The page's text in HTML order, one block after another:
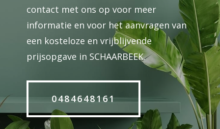
contact met ons op voor meer
informatie en voor het aanvragen van
een kosteloze en vrijblijvende
prijsopgave in SCHAARBEEK.
0484648161